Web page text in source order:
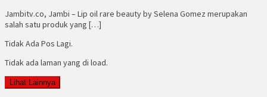
Jambitv.co, Jambi – Lip oil rare beauty by Selena Gomez merupakan
salah satu produk yang […]
Tidak Ada Pos Lagi.
Tidak ada laman yang di load.
Lihat Lainnya